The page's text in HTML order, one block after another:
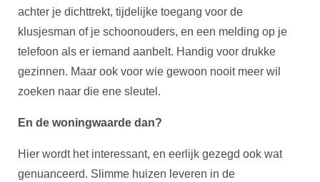
achter je dichttrekt, tijdelijke toegang voor de
klusjesman of je schoonouders, en een melding op je
telefoon als er iemand aanbelt. Handig voor drukke
gezinnen. Maar ook voor wie gewoon nooit meer wil
zoeken naar die ene sleutel.
En de woningwaarde dan?
Hier wordt het interessant, en eerlijk gezegd ook wat
genuanceerd. Slimme huizen leveren in de